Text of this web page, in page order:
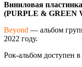
Виниловая
(PURPLE & GREEN
Beyond — альбом
2022 году.
Рок-альбом доступен